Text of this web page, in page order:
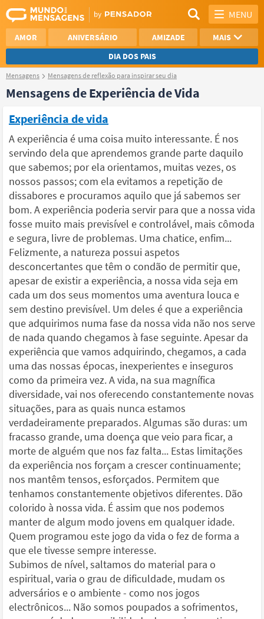
MENU
AMOR ANIVERSÁRIO AMIZADE
MAIS
DIA DOS PAIS
REFLEXÃO
AGRADECIMENTO
NAMORO
VER TODAS
Mensagens Mensagens de reflexão para inspirar seu dia
Mensagens de Experiência de Vida
Experiência de vida
A experiência é uma coisa muito interessante. É nos
servindo dela que aprendemos grande parte daquilo
que sabemos; por ela orientamos, muitas vezes, os
nossos passos; com ela evitamos a repetição de
dissabores e procuramos aquilo que já sabemos ser
bom. A experiência poderia servir para que a nossa vida
fosse muito mais previsível e controlável, mais cômoda
e segura, livre de problemas. Uma chatice, enfim...
Felizmente, a natureza possui aspetos
desconcertantes que têm o condão de permitir que,
apesar de existir a experiência, a nossa vida seja em
cada um dos seus momentos uma aventura louca e
sem destino previsível. Um deles é que a experiência
que adquirimos numa fase da nossa vida não nos serve
de nada quando chegamos à fase seguinte. Apesar da
experiência que vamos adquirindo, chegamos, a cada
uma das nossas épocas, inexperientes e inseguros
como da primeira vez. A vida, na sua magnífica
diversidade, vai nos oferecendo constantemente novas
situações, para as quais nunca estamos
verdadeiramente preparados. Algumas são duras: um
fracasso grande, uma doença que veio para ficar, a
morte de alguém que nos faz falta... Estas limitações
da experiência nos forçam a crescer continuamente;
nos mantêm tensos, esforçados. Permitem que
tenhamos constantemente objetivos diferentes. Dão
colorido à nossa vida. É assim que nos podemos
manter de algum modo jovens em qualquer idade.
Quem programou este jogo da vida o fez de forma a
que ele tivesse sempre interesse.
Subimos de nível, saltamos do material para o
espiritual, varia o grau de dificuldade, mudam os
adversários e o ambiente - como nos jogos
electrônicos... Não somos poupados a sofrimentos,